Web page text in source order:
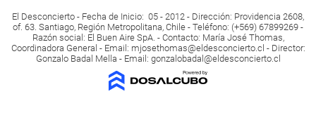
El Desconcierto - Fecha de Inicio: 05 - 2012 - Dirección: Providencia 2608,
of. 63. Santiago, Región Metropolitana, Chile - Teléfono: (+569) 67899269 -
Razón social: El Buen Aire SpA. - Contacto: María José Thomas,
Coordinadora General - Email: mjosethomas@eldesconcierto.cl - Director:
Gonzalo Badal Mella - Email: gonzalobadal@eldesconcierto.cl